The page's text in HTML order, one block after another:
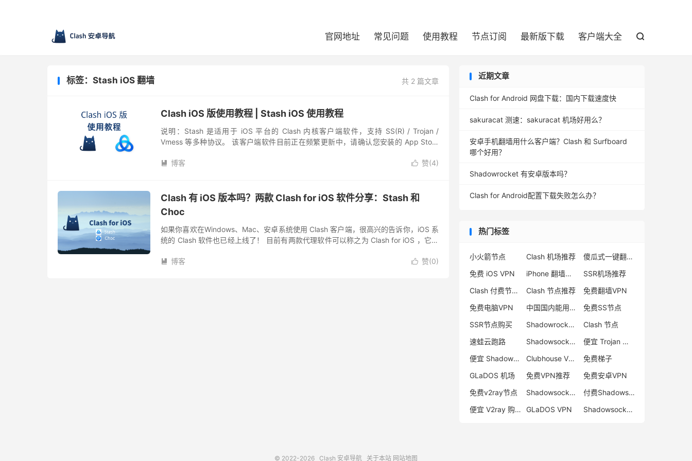
官网地址 常见问题 使用教程 节点订阅 最新版下载 客户端大全 
共 2 篇文章
标签：Stash iOS 翻墙
Clash iOS 版使用教程 | Stash iOS 使用教程
说明：Stash 是适用于 iOS 平台的 Clash 内核客户端软件，支持 SS(R) / Trojan /
Vmess 等多种协议。 该客户端软件目前正在频繁更新中，请确认您安装的 App Store
 赞(4)
 博客
Clash 有 iOS 版本吗？两款 Clash for iOS 软件分享：Stash 和
Choc
如果你喜欢在Windows、Mac、安卓系统使用 Clash 客户端，很高兴的告诉你，iOS 系
统的 Clash 软件也已经上线了！ 目前有两款代理软件可以称之为 Clash for iOS ，它们
 赞(0)
 博客
近期文章
Clash for Android 网盘下载：国内下载速度快
sakuracat 测速：sakuracat 机场好用么？
安卓手机翻墙用什么客户端？Clash 和 Surfboard
哪个好用？
Shadowrocket 有安卓版本吗？
Clash for Android配置下载失败怎么办？
热门标签
小火箭节点 Clash 机场推荐
傻瓜式一键翻墙VPN客户端
免费 iOS VPN
iPhone 翻墙代理软件
SSR机场推荐
Clash 付费节点购买
Clash 节点推荐
免费翻墙VPN
免费电脑VPN
中国国内能用的翻墙VPN推荐
免费SS节点
SSR节点购买
Shadowrocket 地址
Clash 节点
速蛙云跑路
Shadowsocks 付费节点
便宜 Trojan 购买
便宜 Shadowsocks 购买
Clubhouse VPN
免费梯子
GLaDOS 机场
免费VPN推荐
免费安卓VPN
免费v2ray节点
Shadowsocks 服务器
付费Shadowsocks推荐
便宜 V2ray 购买
GLaDOS VPN Shadowsocks 节点哪里买
© 2022-2026 Clash 安卓导航 关于本站 网站地图